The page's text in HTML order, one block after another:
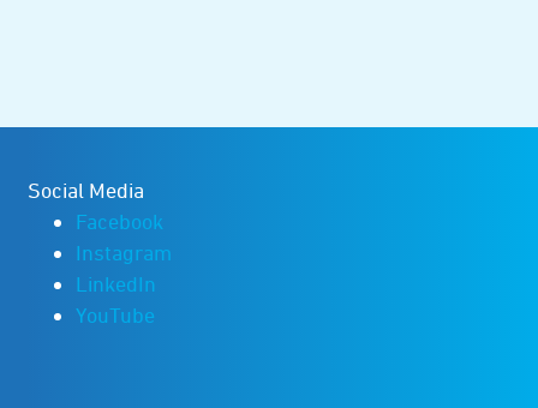
Social Media
Facebook
Instagram
LinkedIn
YouTube